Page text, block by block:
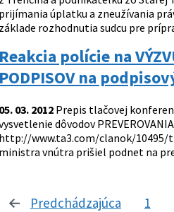
prijímania úplatku a zneužívania
základe rozhodnutia sudcu pre
Reakcia polície na
PODPISOV na
05. 03. 2012Prepis tlačovej
dôvodov
http://www.ta3.com/clanok/10495/
ministra vnútra prišiel podnet na
Predchádzajúca stránka
1